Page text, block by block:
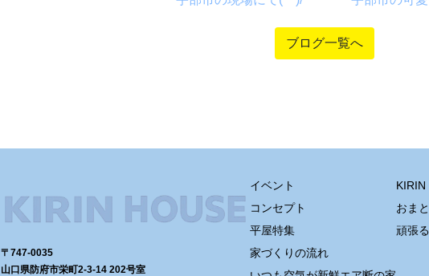
ブログ一覧へ
〒747-0035
山口県防府市栄町2-3-14 202号室
イベント
コンセプト
平屋特集
家づくりの流れ
KIRIN
おま
頑張